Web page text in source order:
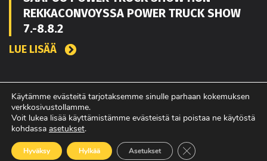
REKKACONVOYSSA POWER TRUCK SHOW
7.-8.8.2
LUE LISÄÄ
TOUKO KAAKKO VAHVISTAMAAN MATEKON
MYYNTIÄ PIRKANMAALLA
LUE LISÄÄ
Käytämme evästeitä tarjotaksemme sinulle parhaan kokemuksen
verkkosivustollamme.
Voit lukea lisää käyttämistämme evästeistä tai poistaa ne käytöstä
kohdassa asetukset.
Hyväksy Hylkää Asetukset Sulje evästebanneri